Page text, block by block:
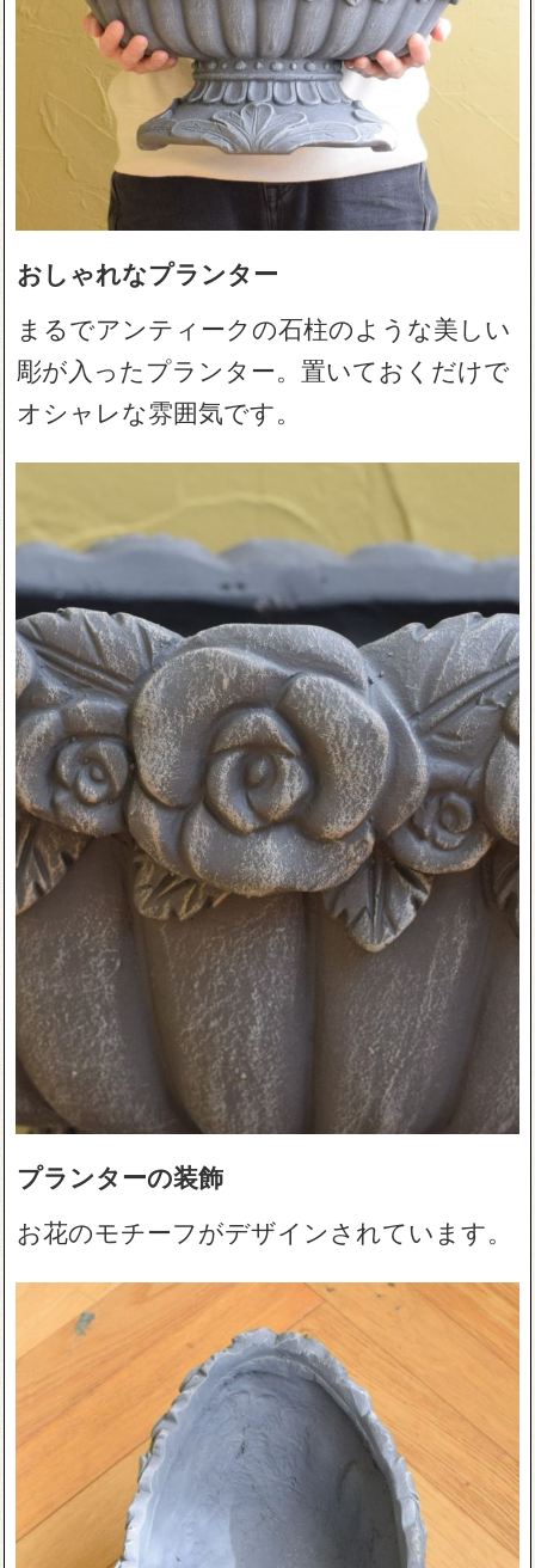
おしゃれなプランター
まるでアンティークの石柱のような美しい
彫が入ったプランター。置いておくだけで
オシャレな雰囲気です。
プランターの装飾
お花のモチーフがデザインされています。